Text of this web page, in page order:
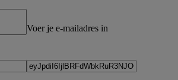
Voer je e-mailadres in